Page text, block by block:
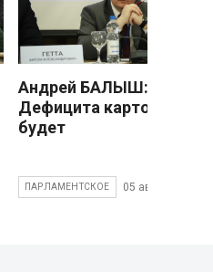
Андрей БАЛЫШ:
Дефицита картофеля не
будет
ПАРЛАМЕНТСКОЕ 05 августа 2026